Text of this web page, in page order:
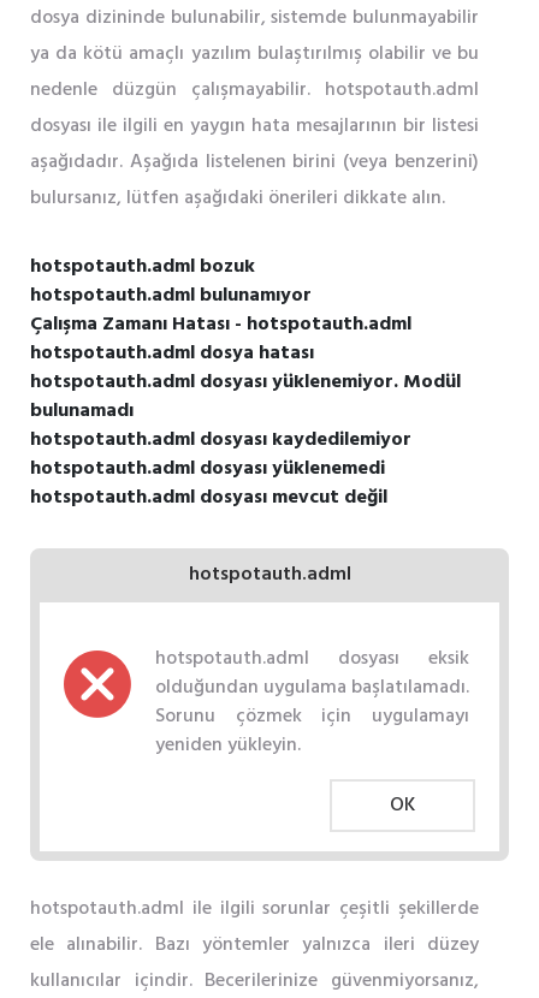
dosya dizininde bulunabilir, sistemde bulunmayabilir
ya da kötü amaçlı yazılım bulaştırılmış olabilir ve bu
nedenle düzgün çalışmayabilir. hotspotauth.adml
dosyası ile ilgili en yaygın hata mesajlarının bir listesi
aşağıdadır. Aşağıda listelenen birini (veya benzerini)
bulursanız, lütfen aşağıdaki önerileri dikkate alın.
hotspotauth.adml bozuk
hotspotauth.adml bulunamıyor
Çalışma Zamanı Hatası - hotspotauth.adml
hotspotauth.adml dosya hatası
hotspotauth.adml dosyası yüklenemiyor. Modül
bulunamadı
hotspotauth.adml dosyası kaydedilemiyor
hotspotauth.adml dosyası yüklenemedi
hotspotauth.adml dosyası mevcut değil
hotspotauth.adml
hotspotauth.adml dosyası eksik
olduğundan uygulama başlatılamadı.
Sorunu çözmek için uygulamayı
yeniden yükleyin.
OK
hotspotauth.adml ile ilgili sorunlar çeşitli şekillerde
ele alınabilir. Bazı yöntemler yalnızca ileri düzey
kullanıcılar içindir. Becerilerinize güvenmiyorsanız,